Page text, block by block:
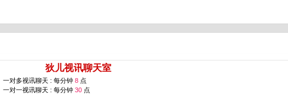
狄儿视讯聊天室
一对多视讯聊天 : 每分钟 8 点
一对一视讯聊天 : 每分钟 30 点